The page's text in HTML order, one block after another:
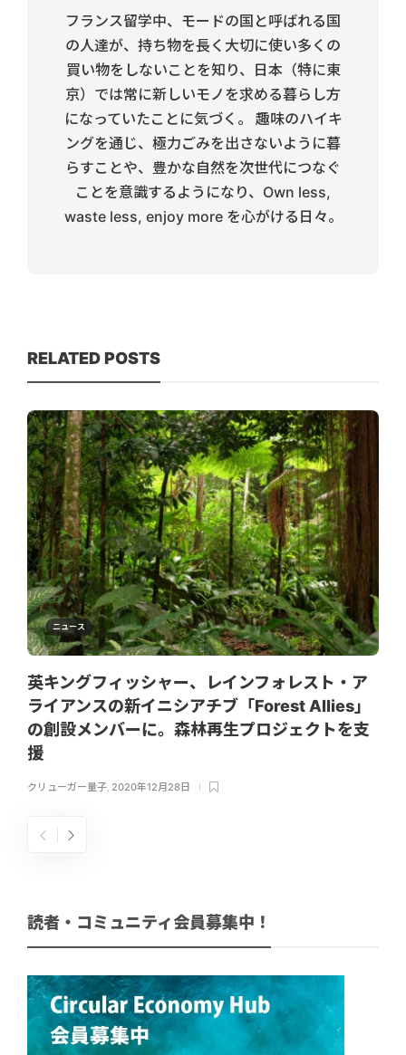
フランス留学中、モードの国と呼ばれる国
の人達が、持ち物を長く大切に使い多くの
買い物をしないことを知り、日本（特に東
京）では常に新しいモノを求める暮らし方
になっていたことに気づく。 趣味のハイキ
ングを通じ、極力ごみを出さないように暮
らすことや、豊かな自然を次世代につなぐ
ことを意識するようになり、Own less,
waste less, enjoy more を心がける日々。
RELATED POSTS
ニュース
英キングフィッシャー、レインフォレスト・ア
ライアンスの新イニシアチブ「Forest Allies」
の創設メンバーに。森林再生プロジェクトを支
援
クリューガー量子, 2020年12月28日
読者・コミュニティ会員募集中！